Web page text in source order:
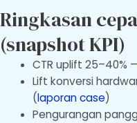
Ringkasan
(snapshot KPI)
CTR uplift 25–40%
Lift konversi
(laporan case)
Pengurangan